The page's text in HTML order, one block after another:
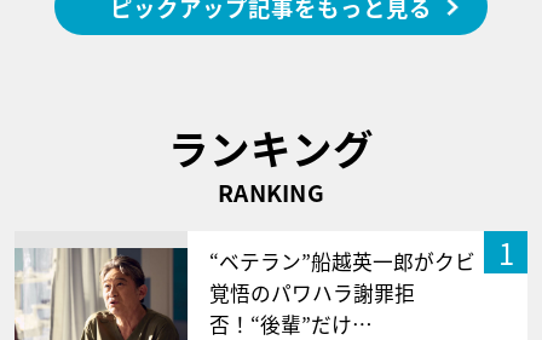
ピックアップ記事をもっと見る
ランキング
RANKING
1
“ベテラン”船越英一郎がクビ
覚悟のパワハラ謝罪拒
否！“後輩”だけ…